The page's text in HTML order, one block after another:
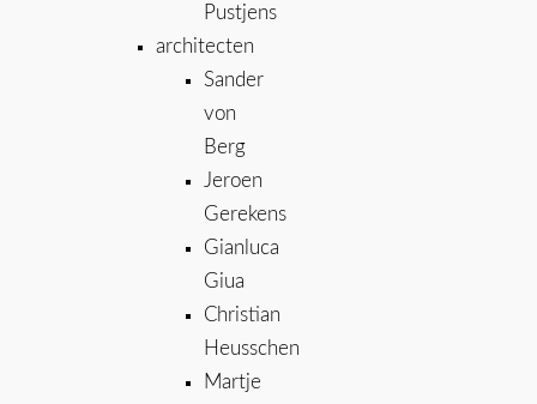
Pustjens
architecten
Sander
von
Berg
Jeroen
Gerekens
Gianluca
Giua
Christian
Heusschen
Martje